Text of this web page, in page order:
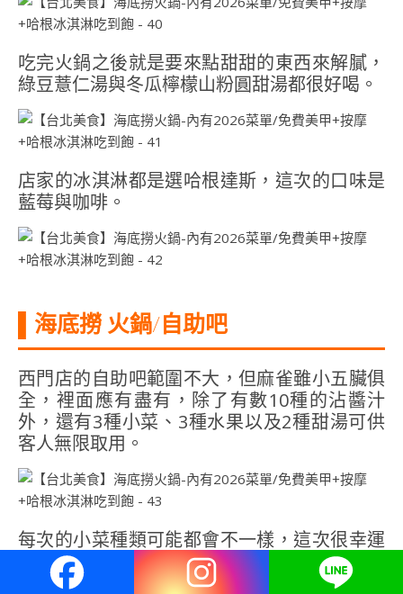
吃完火鍋之後就是要來點甜甜的東西來解膩，
綠豆薏仁湯與冬瓜檸檬山粉圓甜湯都很好喝。
店家的冰淇淋都是選哈根達斯，這次的口味是
藍莓與咖啡。
▌海底撈 火鍋/自助吧
西門店的自助吧範圍不大，但麻雀雖小五臟俱
全，裡面應有盡有，除了有數10種的沾醬汁
外，還有3種小菜、3種水果以及2種甜湯可供
客人無限取用。
每次的小菜種類可能都會不一樣，這次很幸運
的吃到酸溜酸溜的海帶，非常開胃以及還有杏
鮑菇與白果，三種味道都不差。